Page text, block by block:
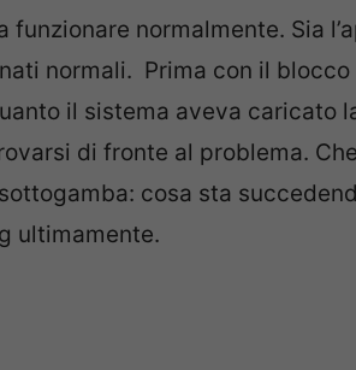
normalmente. Sia
normali. Prima con il blocco
il sistema aveva caricato
di fronte al problema.
cosa sta
ultimamente.